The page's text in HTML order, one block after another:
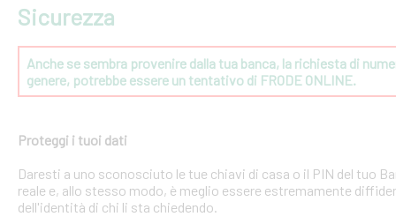
Sicurezza
Anche se sembra provenire dalla tua banca, la richiesta di
genere, potrebbe essere un tentativo di FRODE ONLINE.
Proteggi i tuoi dati
Daresti a uno sconosciuto le tue chiavi di casa o il PIN del tuo
reale e, allo stesso modo, è meglio essere estremamente
dell'identità di chi li sta chiedendo.